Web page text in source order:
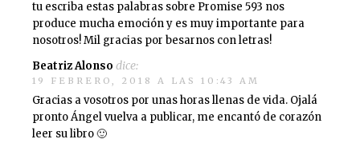
tu escriba estas palabras sobre Promise 593 nos
produce mucha emoción y es muy importante para
nosotros! Mil gracias por besarnos con letras!
Beatriz Alonso dice:
19 FEBRERO, 2018 A LAS 10:43 AM
Gracias a vosotros por unas horas llenas de vida. Ojalá
pronto Ángel vuelva a publicar, me encantó de corazón
leer su libro 🙂